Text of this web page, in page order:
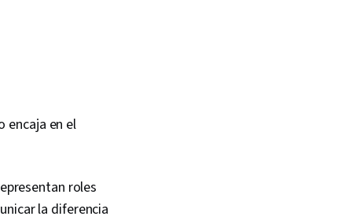
encaja en el
roles
la diferencia